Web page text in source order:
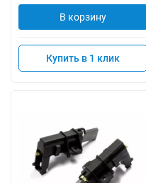
В корзину
Купить в 1 клик